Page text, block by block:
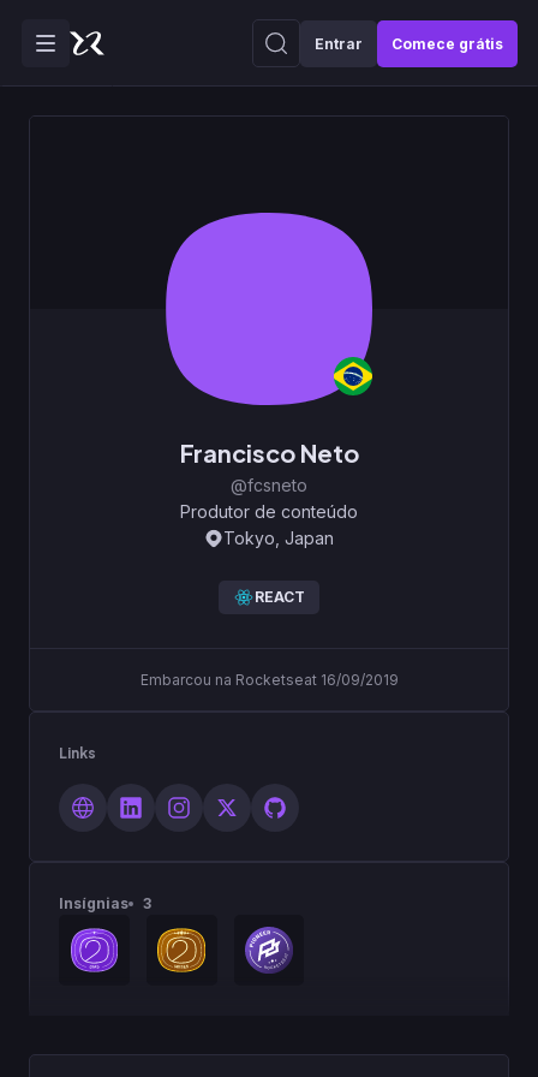
Entrar Comece grátis
Francisco Neto
@fcsneto
Produtor de conteúdo
Tokyo, Japan
REACT
Embarcou na Rocketseat 16/09/2019
Links
Insígnias 3